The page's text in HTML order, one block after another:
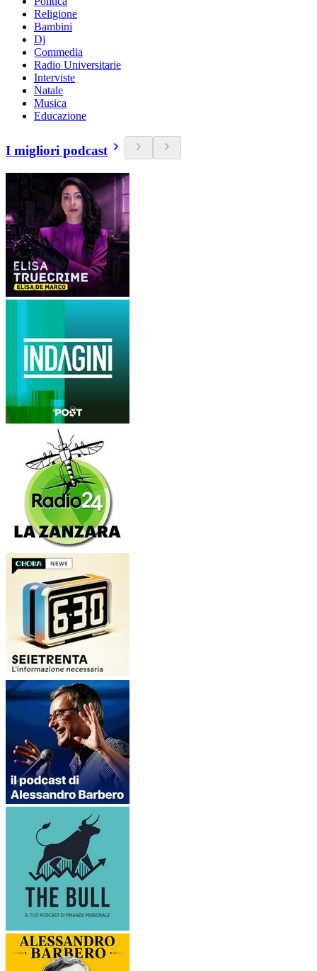
Religione
Bambini
Dj
Commedia
Radio Universitarie
Interviste
Natale
Musica
Educazione
I migliori podcast